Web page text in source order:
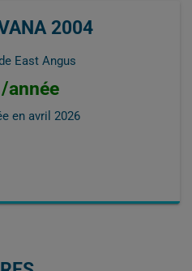
2004
East Angus
année
en avril 2026